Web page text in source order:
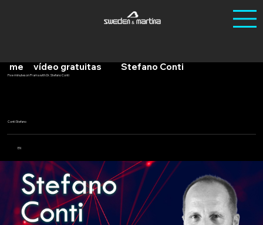
Five minutes on Prama with Dr. Stefano Conti
Conti Stefano
EN
me
vídeo gratuitas
Stefano Conti